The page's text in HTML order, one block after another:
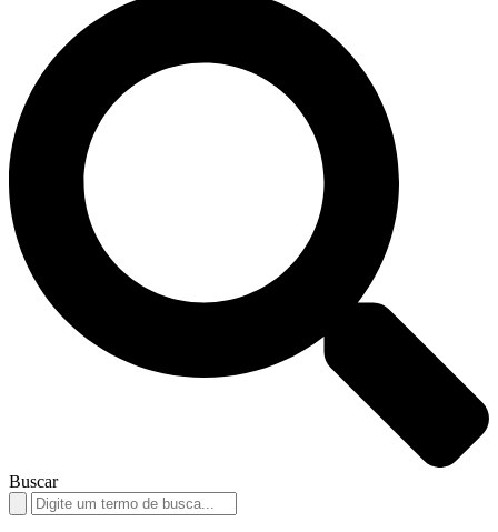
Buscar
Search
for: